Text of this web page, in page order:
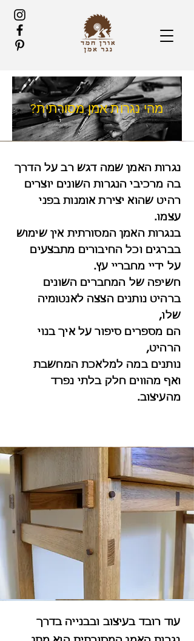
נגרות האמן שמה דגש רב על הדרך
בה מרכיבי הנגרות השונים יוצרים
רהיט שהוא יצירת אומנות בפני
עצמו.
בנגרות האמן המסורתית אין שימוש
בברגים וכל החיבורים מתבצעים
על ידיי מחבריי עץ.
חשיפה של המחברים השונים
ברהיט נותנים הצצה לאנטומיה
שלו,
הם מספרים סיפור על איך בנוי
הרהיט,
נותנים במה למלאכת המחשבת
ואף מהווים חלק בלתי נפרד
מהעיצוב.
מהי נגרות אמן מסורתית?
עוד רובד בעיצוב ובבנייה בדרך